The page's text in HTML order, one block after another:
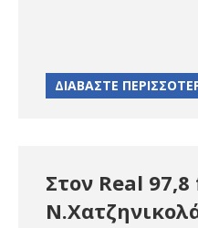
ΔΙΑΒΑΣΤΕ
Στον Real